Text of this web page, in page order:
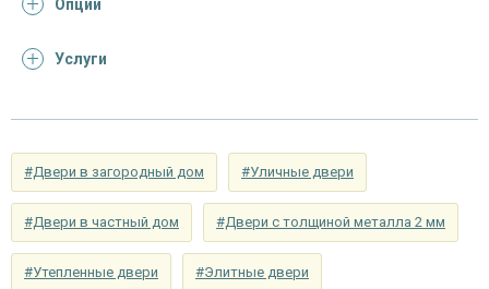
Отделка внутри
на выбор)
Нижний замок
«Мосрентген» сейфового типа с нажимной
ручкой, 3-х ригельный
Опции
Услуги
#Двери в загородный дом #Уличные двери
#Двери в частный дом #Двери с толщиной металла 2 мм
#Утепленные двери #Элитные двери